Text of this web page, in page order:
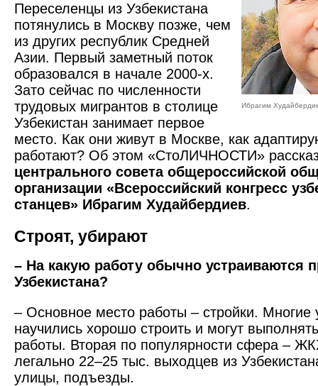
Ибрагим
Переселенцы из Узбекистана
потянулись в Москву позже, чем
из других республик Средней
Азии. Первый заметный поток
образовался в начале 2000-х.
Зато сейчас по численности
трудовых мигрантов в столице
Узбекистан занимает первое
место. Как они живут в Москве, как
работают? Об этом «СтоЛИЧНОСТИ»
центрального совета общероссийской
организации «Всероссийский конгресс
станцев» Ибрагим Худайбердиев.
Строят, убирают
– На какую работу обычно устраиваются
Узбекистана?
– Основное место работы – стройки. Многие
научились хорошо строить и могут
работы. Вторая по популярности сфера –
легально 22–25 тыс. выходцев из
улицы, подъезды.